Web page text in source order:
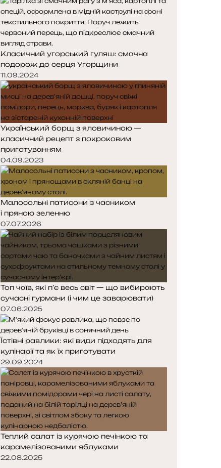
Класичний угорський гуляш: смачна
подорож до серця Угорщини
11.09.2024
Український борщ з яловичиною —
класичний рецепт з покроковим
приготуванням
04.09.2023
Малосольні патисони з часником
і пряною зеленню
07.07.2026
Топ чаїв, які п’є весь світ — що вибирають
сучасні гурмани (і чим це заварювати)
07.06.2025
Їстівні равлики: які види підходять для
кулінарії та як їх приготувати
29.09.2024
Теплий салат із курячою печінкою та
карамелізованими яблуками
22.08.2025